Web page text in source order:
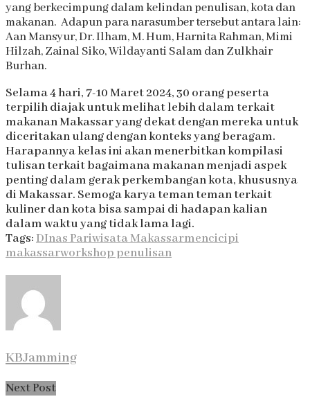
yang berkecimpung dalam kelindan penulisan, kota dan
makanan. Adapun para narasumber tersebut antara lain:
Aan Mansyur, Dr. Ilham, M. Hum, Harnita Rahman, Mimi
Hilzah, Zainal Siko, Wildayanti Salam dan Zulkhair
Burhan.
Selama 4 hari, 7-10 Maret 2024, 30 orang peserta
terpilih diajak untuk melihat lebih dalam terkait
makanan Makassar yang dekat dengan mereka untuk
diceritakan ulang dengan konteks yang beragam.
Harapannya kelas ini akan menerbitkan kompilasi
tulisan terkait bagaimana makanan menjadi aspek
penting dalam gerak perkembangan kota, khususnya
di Makassar. Semoga karya teman teman terkait
kuliner dan kota bisa sampai di hadapan kalian
dalam waktu yang tidak lama lagi.
Tags: DInas Pariwisata Makassarmencicipi
makassarworkshop penulisan
KBJamming
Next Post